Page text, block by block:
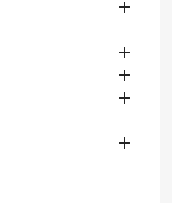




